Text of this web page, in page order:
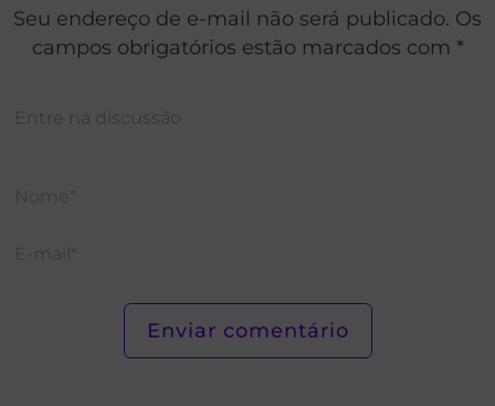
Seu endereço de e-mail não será publicado. Os
campos obrigatórios estão marcados com *